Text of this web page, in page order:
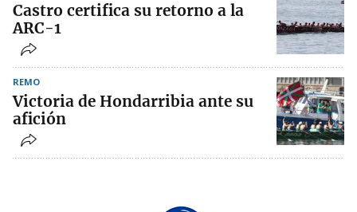
Castro certifica su retorno a la
ARC-1
REMO
Victoria de Hondarribia ante su
afición